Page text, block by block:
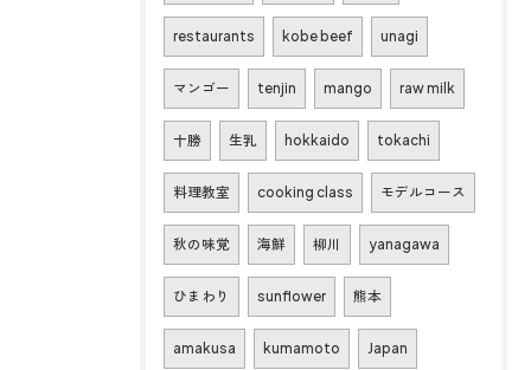
restaurants kobe beef unagi
マンゴー tenjin mango raw milk
十勝 生乳 hokkaido tokachi
料理教室 cooking class モデルコース
秋の味覚 海鮮 柳川 yanagawa
ひまわり sunflower 熊本
amakusa kumamoto Japan